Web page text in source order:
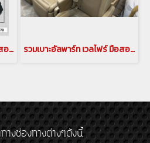
รวมเบาะอัลพาร์ท เวลไฟร์ มือสอง อัพเดทล่าสุด(copy) รวมเบาะอัลพาร์ท เวลไฟร์ มือสอง อัพเดทล่าสุด
างช่องทางต่างๆดังนี้